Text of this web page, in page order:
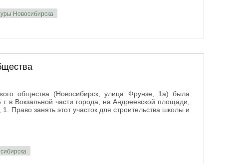
Новосибирска
общества (Новосибирск, улица Фрунзе, 1а) была
в Вокзальной части города, на Андреевской площади,
Право занять этот участок для строительства школы и